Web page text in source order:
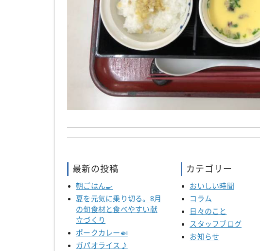
最新の投稿
朝ごはん🍳
夏を元気に乗り切る。8月
の旬食材と食べやすい献
立づくり
ポークカレー🍛
ガパオライス♪
カテゴリー
おいしい時間
コラム
日々のこと
スタッフブログ
お知らせ